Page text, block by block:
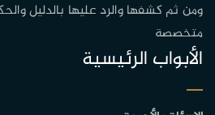
ومن ثم كشفها والرد عليها بالدليل
متخصصة
الأبواب الرئيسية